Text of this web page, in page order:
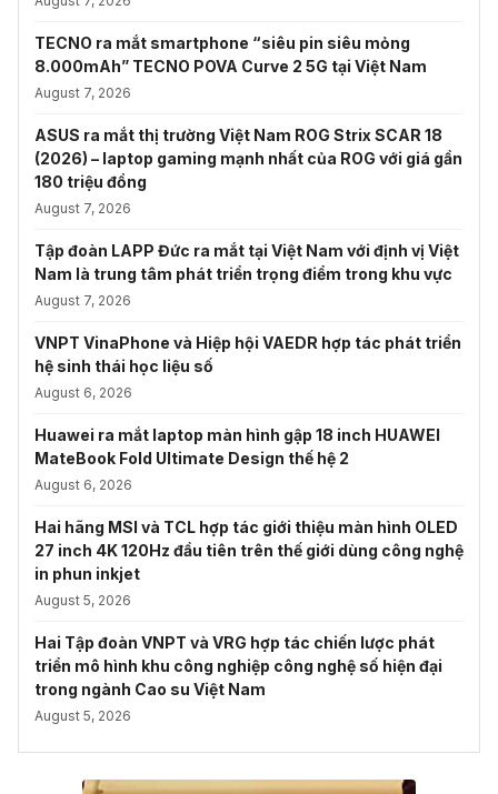
TECNO ra mắt smartphone “siêu pin siêu mỏng
8.000mAh” TECNO POVA Curve 2 5G tại Việt Nam
August 7, 2026
ASUS ra mắt thị trường Việt Nam ROG Strix SCAR 18
(2026) – laptop gaming mạnh nhất của ROG với giá gần
180 triệu đồng
August 7, 2026
Tập đoàn LAPP Đức ra mắt tại Việt Nam với định vị Việt
Nam là trung tâm phát triển trọng điểm trong khu vực
August 7, 2026
VNPT VinaPhone và Hiệp hội VAEDR hợp tác phát triển
hệ sinh thái học liệu số
August 6, 2026
Huawei ra mắt laptop màn hình gập 18 inch HUAWEI
MateBook Fold Ultimate Design thế hệ 2
August 6, 2026
Hai hãng MSI và TCL hợp tác giới thiệu màn hình OLED
27 inch 4K 120Hz đầu tiên trên thế giới dùng công nghệ
in phun inkjet
August 5, 2026
Hai Tập đoàn VNPT và VRG hợp tác chiến lược phát
triển mô hình khu công nghiệp công nghệ số hiện đại
trong ngành Cao su Việt Nam
August 5, 2026